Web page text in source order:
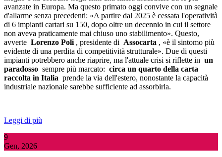
avanzate in Europa. Ma questo primato oggi convive con un segnale
d'allarme senza precedenti: «A partire dal 2025 è cessata l'operatività
di 6 impianti cartari su 150, dopo oltre un decennio in cui il settore
non aveva praticamente mai chiuso uno stabilimento». Questo,
avverte Lorenzo Poli , presidente di Assocarta , «è il sintomo più
evidente di una perdita di competitività strutturale». Due di questi
impianti potrebbero anche riaprire, ma l'attuale crisi si riflette in un
paradosso sempre più marcato: circa un quarto della carta
raccolta in Italia prende la via dell'estero, nonostante la capacità
industriale nazionale sarebbe sufficiente ad assorbirla.
Leggi di più
9
Gen, 2026